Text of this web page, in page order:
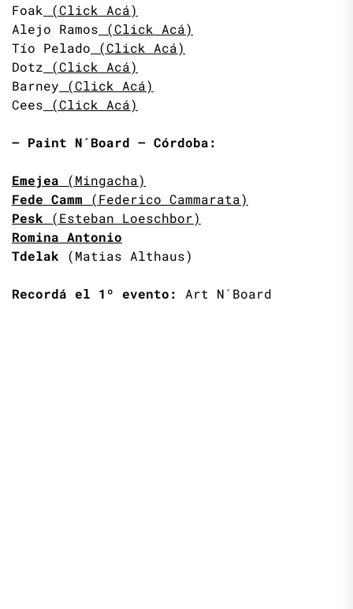
Foak (Click Acá)
Alejo Ramos (Click Acá)
Tío Pelado (Click Acá)
Dotz (Click Acá)
Barney (Click Acá)
Cees (Click Acá)
– Paint N´Board – Córdoba:
Emejea (Mingacha)
Fede Camm (Federico Cammarata)
Pesk (Esteban Loeschbor)
Romina Antonio
Tdelak (Matias Althaus)
Recordá el 1º evento: Art N´Board